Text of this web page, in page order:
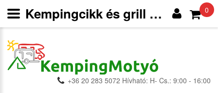
+36 20 283 5072 Hívható: H- Cs.: 9:00 - 16:00
0
Kempingcikk és grill webáruház